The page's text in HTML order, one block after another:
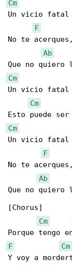
Cm
Un vicio fatal
F
No te
Ab
Cm
Un vicio
Cm
Cm
Un vicio fatal
F
No te
Ab
Que no quiero
[Chorus]
Cm
F
Cm
Y voy a